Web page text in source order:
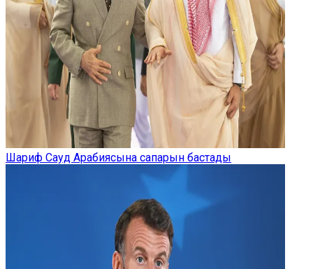
Шариф Сауд Арабиясына сапарын бастады